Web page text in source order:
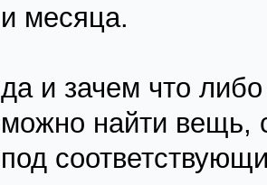
и месяца.
да и зачем что
можно найти вещь,
под